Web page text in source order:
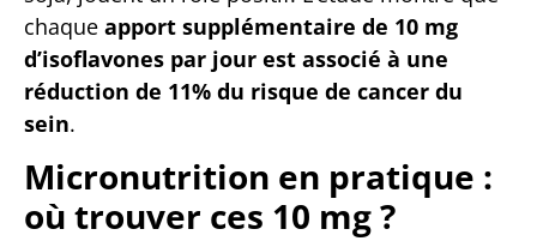
chaque apport supplémentaire de 10 mg
d’isoflavones par jour est associé à une
réduction de 11% du risque de cancer du
sein.
Micronutrition en pratique :
où trouver ces 10 mg ?